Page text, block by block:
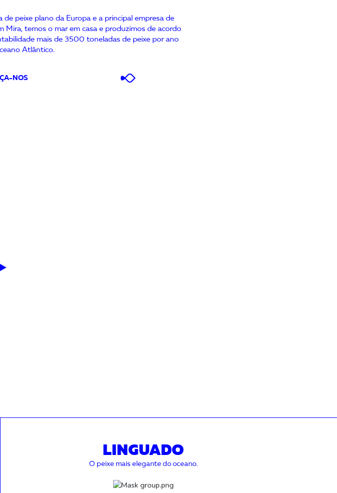
peixe plano da Europa e a principal empresa de
Mira, temos o mar em casa e produzimos de acordo
mais de 3500 toneladas de peixe por ano
Atlântico.
NOS
LINGUADO
O peixe mais elegante do oceano.